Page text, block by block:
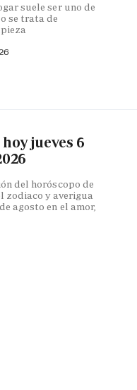
suele ser uno de
se trata de
jueves 6
del horóscopo de
zodiaco y averigua
agosto en el amor,